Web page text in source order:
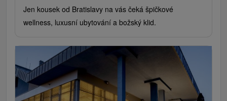
Jen kousek od Bratislavy na vás čeká špičkové
wellness, luxusní ubytování a božský klid.